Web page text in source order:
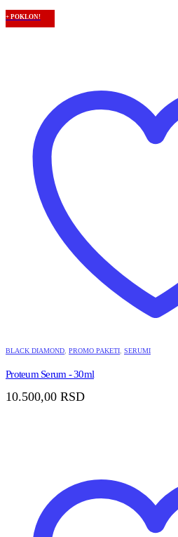
+ POKLON!
BLACK DIAMOND PROMO PAKETI SERUMI
Proteum Serum - 30ml
10.500,00 RSD